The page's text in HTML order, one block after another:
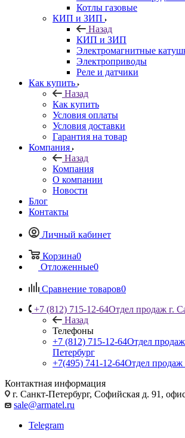
Котлы газовые
КИП и ЗИП
Назад
КИП и ЗИП
Электромагнитные
Электроприводы
Реле и датчики
Как купить
Назад
Как купить
Условия оплаты
Условия доставки
Гарантия на товар
Компания
Назад
Компания
О компании
Новости
Блог
Контакты
Личный кабинет
Корзина0
Отложенные0
Сравнение товаров0
+7 (812) 715-12-64Отдел продаж г.
Назад
Телефоны
+7 (812) 715-12-64Отдел
Петербург
+7(495) 741-12-64Отдел продаж
Контактная информация
г. Санкт-Петербург, Софийская д. 91,
sale@armatel.ru
Telegram